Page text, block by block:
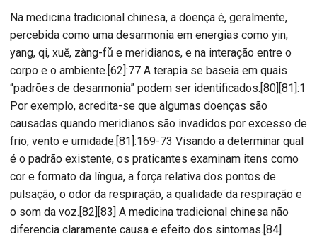
Na medicina tradicional chinesa, a doença é, geralmente,
percebida como uma desarmonia em energias como yin,
yang, qi, xuĕ, zàng-fǔ e meridianos, e na interação entre o
corpo e o ambiente.[62]:77 A terapia se baseia em quais
“padrões de desarmonia” podem ser identificados.[80][81]:1
Por exemplo, acredita-se que algumas doenças são
causadas quando meridianos são invadidos por excesso de
frio, vento e umidade.[81]:169-73 Visando a determinar qual
é o padrão existente, os praticantes examinam itens como
cor e formato da língua, a força relativa dos pontos de
pulsação, o odor da respiração, a qualidade da respiração e
o som da voz.[82][83] A medicina tradicional chinesa não
diferencia claramente causa e efeito dos sintomas.[84]